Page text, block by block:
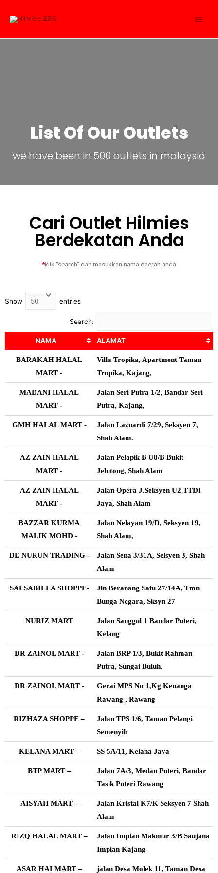
List Of Our Outlets
we have been in 500 outlets in malaysia
Cari Outlet Hilmies
Berdekatan Anda
*klik “search” dan masukkan nama daerah anda
Show entries
Search:
NAMA ALAMAT
BARAKAH HALAL
MART -
Villa Tropika, Apartment Taman
Tropika, Kajang,
MADANI HALAL
MART -
Jalan Seri Putra 1/2, Bandar Seri
Putra, Kajang,
GMH HALAL MART -
Jalan Lazuardi 7/29, Seksyen 7,
Shah Alam.
AZ ZAIN HALAL
MART -
Jalan Pelapik B U8/B Bukit
Jelutong, Shah Alam
AZ ZAIN HALAL
MART -
Jalan Opera J,Seksyen U2,TTDI
Jaya, Shah Alam
BAZZAR KURMA
MALIK MOHD -
Jalan Nelayan 19/D, Seksyen 19,
Shah Alam,
DE NURUN TRADING -
Jalan Sena 3/31A, Selsyen 3, Shah
Alam
SALSABILLA SHOPPE-
Jln Beranang Satu 27/14A, Tmn
Bunga Negara, Sksyn 27
NURIZ MART
Jalan Sanggul 1 Bandar Puteri,
Kelang
DR ZAINOL MART -
Jalan BRP 1/3, Bukit Rahman
Putra, Sungai Buluh.
DR ZAINOL MART -
Gerai MPS No 1,Kg Kenanga
Rawang , Rawang
RIZHAZA SHOPPE –
Jalan TPS 1/6, Taman Pelangi
Semenyih
KELANA MART – SS 5A/11, Kelana Jaya
BTP MART –
Jalan 7A/3, Medan Puteri, Bandar
Tasik Puteri Rawang
AISYAH MART –
Jalan Kristal K7/K Seksyen 7 Shah
Alam
RIZQ HALAL MART –
Jalan Impian Makmur 3/B Saujana
Impian Kajang
ASAR HALMART – jalan Desa Molek 11, Taman Desa